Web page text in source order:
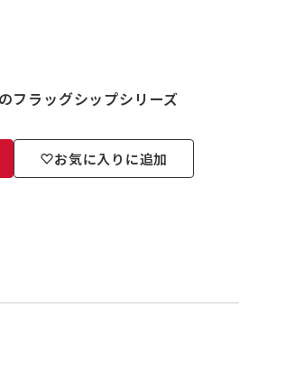
フラッグシップシリーズ
お気に入りに追加